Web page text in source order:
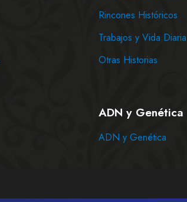
Rincones Históricos
Trabajos y Vida Diaria
Otras Historias
ADN y Genética
ADN y Genética